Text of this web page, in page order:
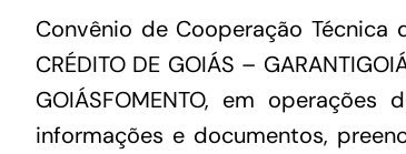
Para os negócios voltados aos serviços do
turismo
Convênio de Cooperação Técnica
CRÉDITO DE GOIÁS –
GOIÁSFOMENTO, em
informações e documentos,